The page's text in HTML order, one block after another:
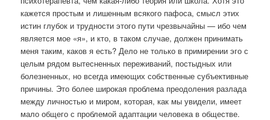
кажется простым и лишенным всякого пафоса, смысл этих
истин глубок и трудности этого пути чрезвычайны — ибо чем
является мое «я», и кто, в таком случае, должен принимать
меня таким, каков я есть? Дело не только в примирении эго с
целым рядом вытесненных переживаний, постыдных или
болезненных, но всегда имеющих собственные субъективные
причины. Это более широкая проблема преодоления разлада
между личностью и миром, которая, как мы увидели, имеет
мало общего с проблемой адаптации человека в обществе.